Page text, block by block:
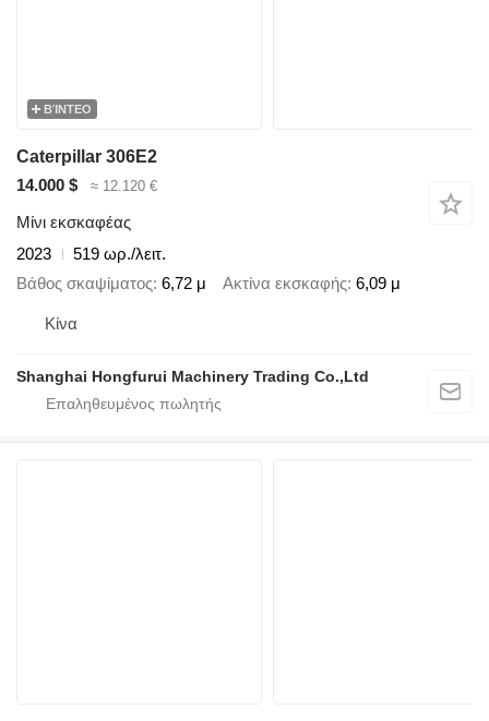
ΒΊΝΤΕΟ
Caterpillar 306E2
14.000 $
≈ 12.120 €
Μίνι εκσκαφέας
2023
519 ωρ./λειτ.
Βάθος σκαψίματος 6,72 μ Ακτίνα εκσκαφής 6,09 μ
Κίνα
Shanghai Hongfurui Machinery Trading Co.,Ltd